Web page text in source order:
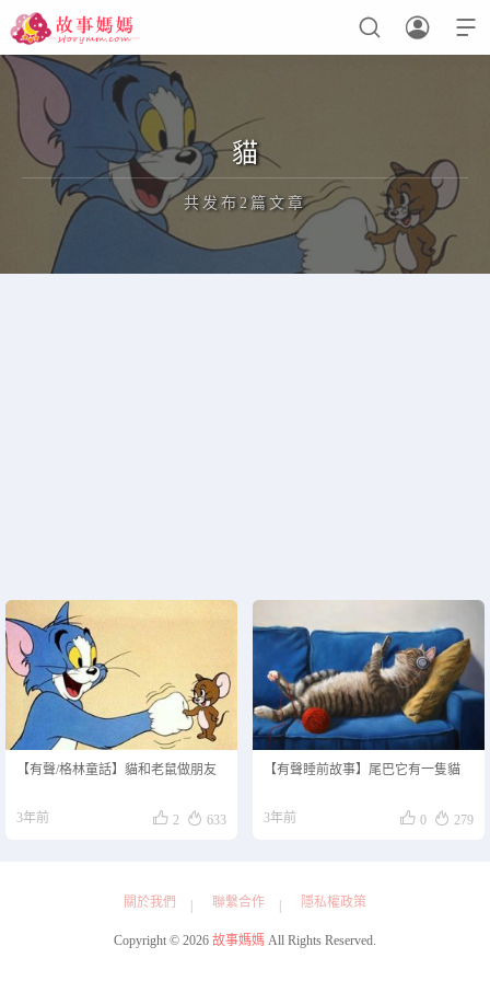



设置菜单 查看教程
貓
共发布2篇文章
【有聲/格林童話】貓和老鼠做朋友
3年前  2  633
【有聲睡前故事】尾巴它有一隻貓
3年前  0  279
關於我們 聯繫合作 隱私權政策
Copyright © 2026 故事媽媽 All Rights Reserved.